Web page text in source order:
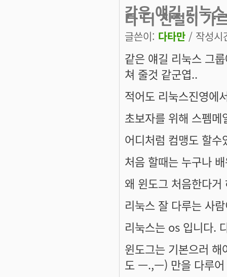
같은 얘길 리눅
다 더 친절히 가
글쓴이: 다타만 / 작성
같은 얘길 리눅스 그
쳐 줄것 같군엽..
적어도 리눅스진영에
초보자를 위해 스펨
어디처럼 컴맹도 할
처음 할때는 누구나
왜 윈도그 처음한다
리눅스 잘 다루는 사
리눅스는 os 입니다.
윈도그는 기본으러
도 ㅡ.,ㅡ) 만을 다루